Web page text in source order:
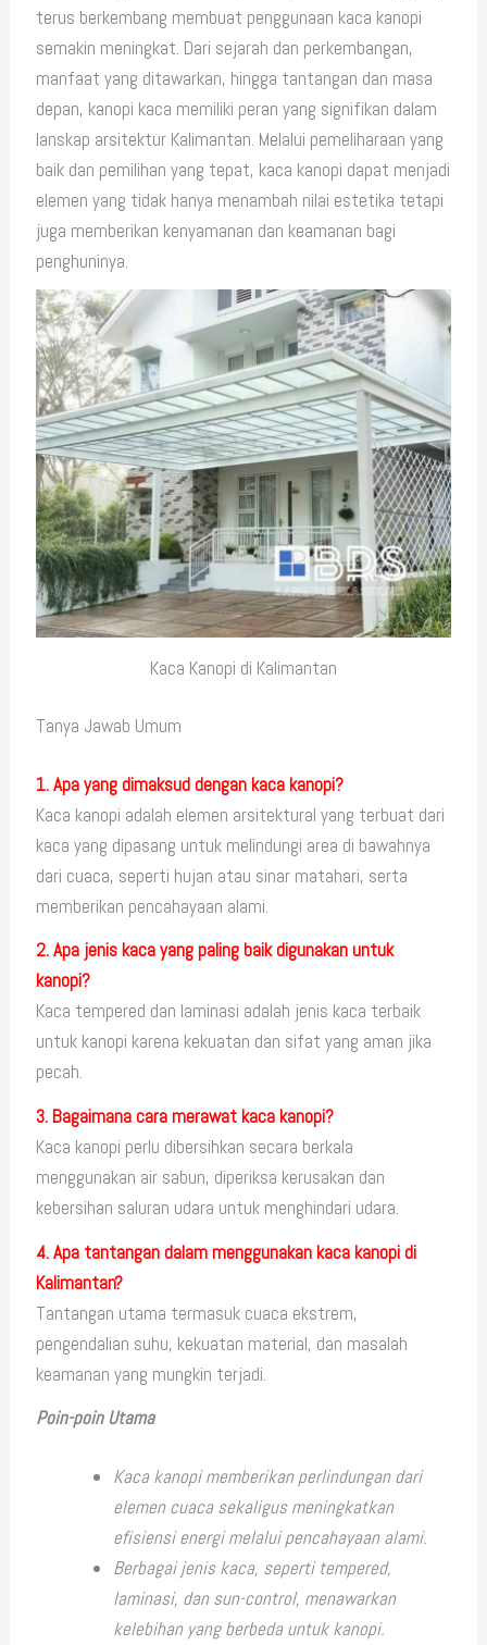
terus berkembang membuat penggunaan kaca kanopi
semakin meningkat. Dari sejarah dan perkembangan,
manfaat yang ditawarkan, hingga tantangan dan masa
depan, kanopi kaca memiliki peran yang signifikan dalam
lanskap arsitektur Kalimantan. Melalui pemeliharaan yang
baik dan pemilihan yang tepat, kaca kanopi dapat menjadi
elemen yang tidak hanya menambah nilai estetika tetapi
juga memberikan kenyamanan dan keamanan bagi
penghuninya.
Kaca Kanopi di Kalimantan
Tanya Jawab Umum
1. Apa yang dimaksud dengan kaca kanopi?
Kaca kanopi adalah elemen arsitektural yang terbuat dari
kaca yang dipasang untuk melindungi area di bawahnya
dari cuaca, seperti hujan atau sinar matahari, serta
memberikan pencahayaan alami.
2. Apa jenis kaca yang paling baik digunakan untuk
kanopi?
Kaca tempered dan laminasi adalah jenis kaca terbaik
untuk kanopi karena kekuatan dan sifat yang aman jika
pecah.
3. Bagaimana cara merawat kaca kanopi?
Kaca kanopi perlu dibersihkan secara berkala
menggunakan air sabun, diperiksa kerusakan dan
kebersihan saluran udara untuk menghindari udara.
4. Apa tantangan dalam menggunakan kaca kanopi di
Kalimantan?
Tantangan utama termasuk cuaca ekstrem,
pengendalian suhu, kekuatan material, dan masalah
keamanan yang mungkin terjadi.
Poin-poin Utama
Kaca kanopi memberikan perlindungan dari
elemen cuaca sekaligus meningkatkan
efisiensi energi melalui pencahayaan alami.
Berbagai jenis kaca, seperti tempered,
laminasi, dan sun-control, menawarkan
kelebihan yang berbeda untuk kanopi.